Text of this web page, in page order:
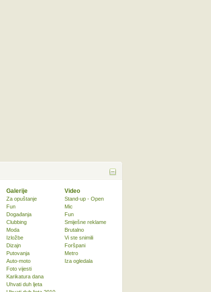
Galerije
Za opuštanje
Fun
Događanja
Clubbing
Moda
Izložbe
Dizajn
Putovanja
Auto-moto
Foto vijesti
Karikatura dana
Uhvati duh ljeta
Video
Stand-up - Open
Mic
Fun
Smiješne reklame
Brutalno
Vi ste snimili
Foršpani
Metro
Iza ogledala